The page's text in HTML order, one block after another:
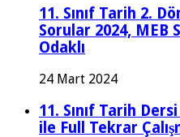
11. Sınıf Tarih 2.
Sorular 2024, MEB
Odaklı
24 Mart 2024
11. Sınıf Tarih
ile Full Tekrar